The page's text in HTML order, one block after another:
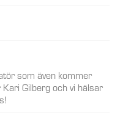
som även kommer
Gilberg och vi hälsar